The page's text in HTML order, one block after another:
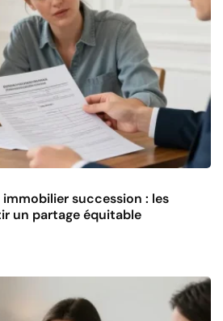
succession : les
un partage équitable